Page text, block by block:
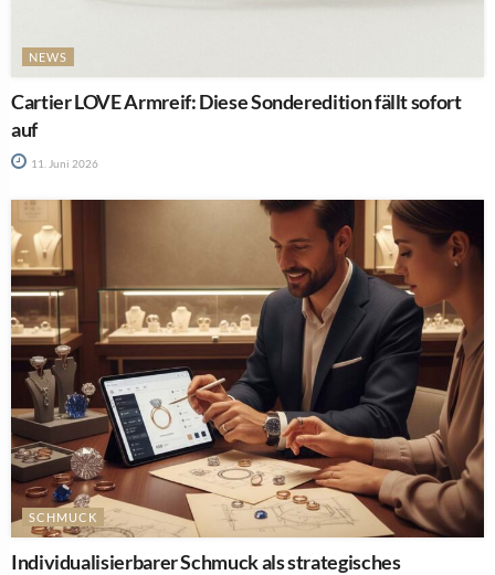
NEWS
Cartier LOVE Armreif: Diese Sonderedition fällt sofort
auf
11. Juni 2026
SCHMUCK
Individualisierbarer Schmuck als strategisches